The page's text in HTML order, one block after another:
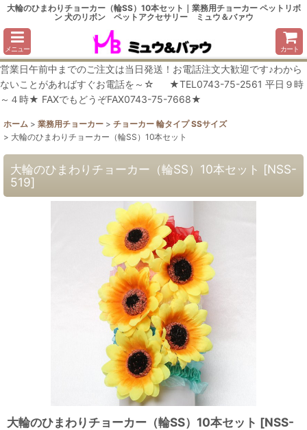
大輪のひまわりチョーカー（輪SS）10本セット｜業務用チョーカー ペットリボ
ン 犬のリボン ペットアクセサリー ミュウ＆バァウ
メニュー カート
営業日午前中までのご注文は当日発送！お電話注文大歓迎です♪わから
ないことがあればすぐお電話を～☆ ★TEL0743-75-2561 平日９時
～４時★ FAXでもどうぞFAX0743-75-7668★
ホーム > 業務用チョーカー > チョーカー 輪タイプ SSサイズ
> 大輪のひまわりチョーカー（輪SS）10本セット
大輪のひまわりチョーカー（輪SS）10本セット [NSS-
519]
大輪のひまわりチョーカー（輪SS）10本セット [NSS-